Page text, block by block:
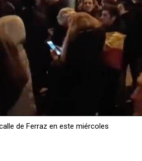
de Ferraz en este miércoles